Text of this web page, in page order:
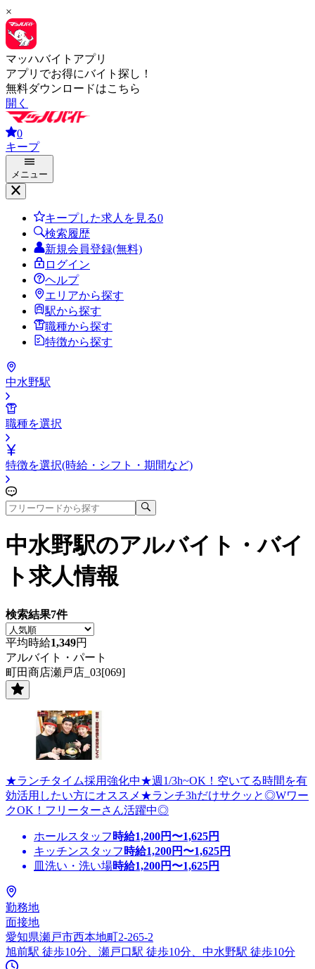
×
マッハバイトアプリ
アプリでお得にバイト探し！
無料ダウンロードはこちら
開く
0
キープ
メニュー
キープした求人を見る0
検索履歴
新規会員登録(無料)
ログイン
ヘルプ
エリアから探す
駅から探す
職種から探す
特徴から探す
中水野駅
職種を選択
特徴を選択(時給・シフト・期間など)
中水野駅のアルバイト・バイ
ト求人情報
検索結果7件
平均時給1,349円
アルバイト・パート
町田商店瀬戸店_03[069]
★ランチタイム採用強化中★週1/3h~OK！空いてる時間を有
効活用したい方にオススメ★ランチ3hだけサクッと◎Wワー
クOK！フリーターさん活躍中◎
ホールスタッフ 時給1,200円〜1,625円
キッチンスタッフ 時給1,200円〜1,625円
皿洗い・洗い場時給1,200円〜1,625円
勤務地
面接地
愛知県瀬戸市西本地町2-265-2
旭前駅 徒歩10分、瀬戸口駅 徒歩10分、中水野駅 徒歩10分